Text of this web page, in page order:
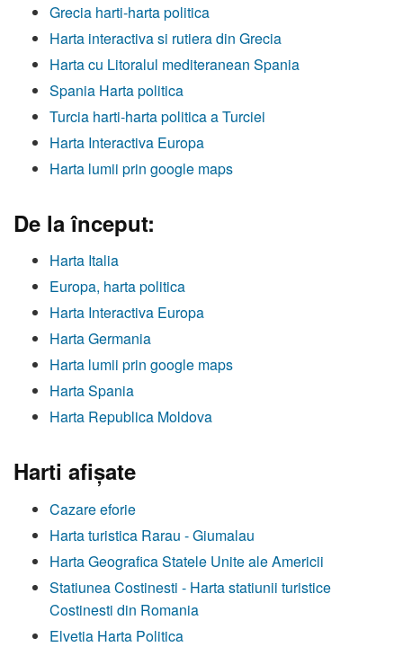
Grecia harti-harta politica
Harta interactiva si rutiera din Grecia
Harta cu Litoralul mediteranean Spania
Spania Harta politica
Turcia harti-harta politica a Turciei
Harta Interactiva Europa
Harta lumii prin google maps
De la început:
Harta Italia
Europa, harta politica
Harta Interactiva Europa
Harta Germania
Harta lumii prin google maps
Harta Spania
Harta Republica Moldova
Harti afişate
Cazare eforie
Harta turistica Rarau - Giumalau
Harta Geografica Statele Unite ale Americii
Statiunea Costinesti - Harta statiunii turistice
Costinesti din Romania
Elvetia Harta Politica